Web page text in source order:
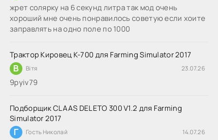
жрет солярку на 6 секунд литра так мод очень
хороший мне очень понравилось советую если хоите
заправлять на одно поле по 1000
Трактор Кировец К-700 для Farming Simulator 2017
В Вітя 23.07.26
9руіv79
Подборщик CLAAS DELETO 300 V1.2 для Farming
Simulator 2017
Г Гость Николай 14.07.26